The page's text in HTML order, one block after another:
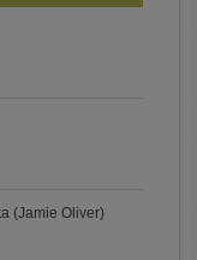
(Jamie Oliver)